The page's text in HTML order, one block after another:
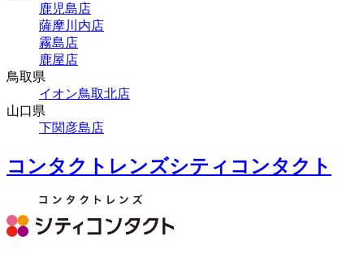
鹿児島店
薩摩川内店
霧島店
鹿屋店
鳥取県
イオン鳥取北店
山口県
下関彦島店
コンタクトレンズシティコンタクト